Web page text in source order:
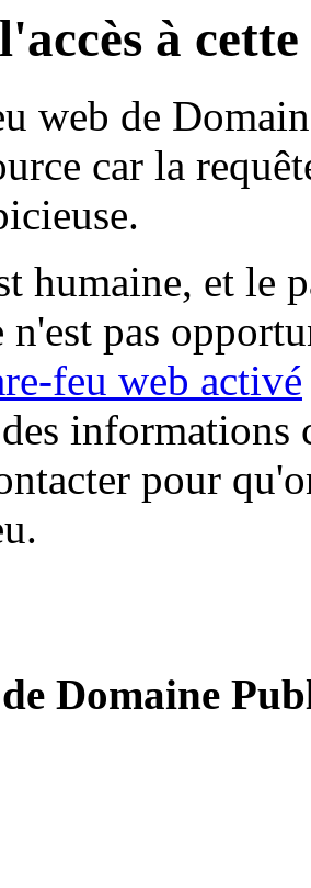
à
web de
car la
humaine, et le
n'est pas
feu web activé
informations
pour
Domaine